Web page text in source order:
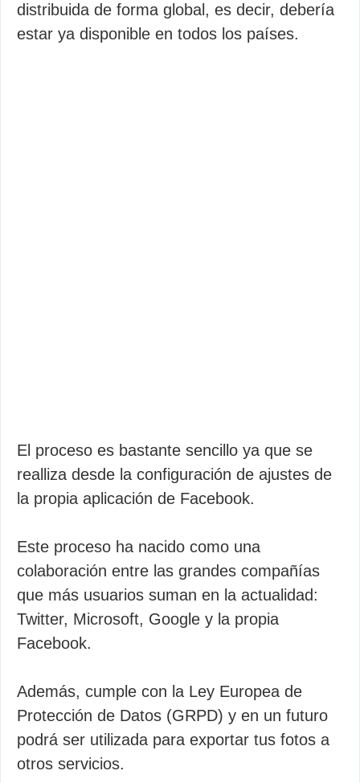
distribuida de forma global, es decir, debería
estar ya disponible en todos los países.
El proceso es bastante sencillo ya que se
realliza desde la configuración de ajustes de
la propia aplicación de Facebook.
Este proceso ha nacido como una
colaboración entre las grandes compañías
que más usuarios suman en la actualidad:
Twitter, Microsoft, Google y la propia
Facebook.
Además, cumple con la Ley Europea de
Protección de Datos (GRPD) y en un futuro
podrá ser utilizada para exportar tus fotos a
otros servicios.